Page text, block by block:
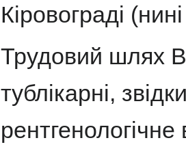
Кіровограді
Трудовий шлях
тублікарні,